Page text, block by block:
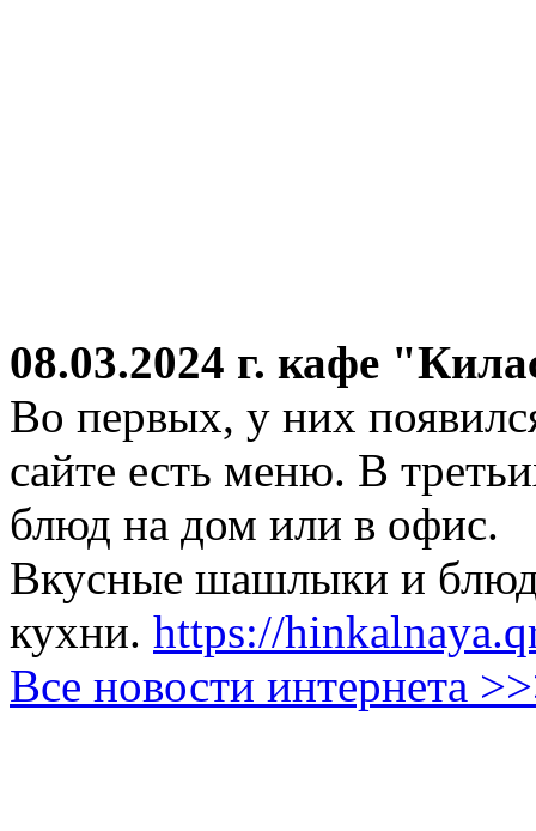
08.03.2024 г. кафе
Во первых, у них
сайте есть меню. В
блюд на дом или в офис.
Вкусные шашлыки и
кухни. https://
Все новости интернета